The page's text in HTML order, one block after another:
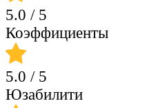
5.0 / 5
Коэффициенты
5.0 / 5
Юзабилити